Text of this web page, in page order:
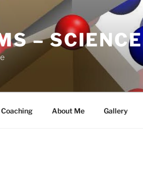
– SCIENCE
Coaching About Me Gallery